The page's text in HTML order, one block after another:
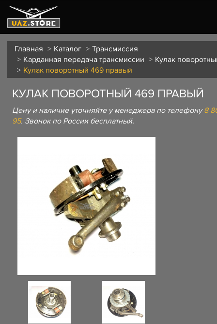
Главная Каталог
Трансмиссия
Карданная передача трансмиссии
Кулак
Кулак поворотный 469 правый
КУЛАК ПОВОРОТНЫЙ 469 ПРАВЫЙ
Цену и наличие уточняйте у менеджера по телефону8
95. Звонок по России бесплатный.